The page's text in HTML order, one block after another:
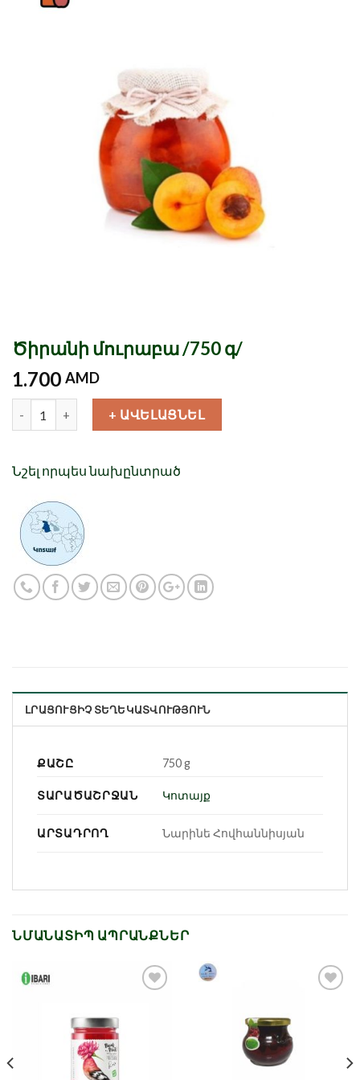
Ծիրանի մուրաբա /750 գ/
1.700 AMD
+ ԱՎԵԼԱՑՆԵԼ
Նշել որպես նախընտրած
ԼՐԱՑՈՒՑԻՉ ՏԵՂԵԿԱՏՎՈՒԹՅՈՒՆ
ՔԱՇԸ 750 g
ՏԱՐԱԾԱՇՐՋԱՆ Կոտայք
ԱՐՏԱԴՐՈՂ Նարինե Հովհաննիսյան
ՆՄԱՆԱՏԻՊ ԱՊՐԱՆՔՆԵՐ